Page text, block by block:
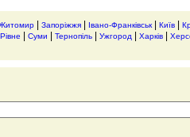
Запоріжжя Івано-Франківськ| Київ
Рівне Суми Тернопіль Ужгород Харків